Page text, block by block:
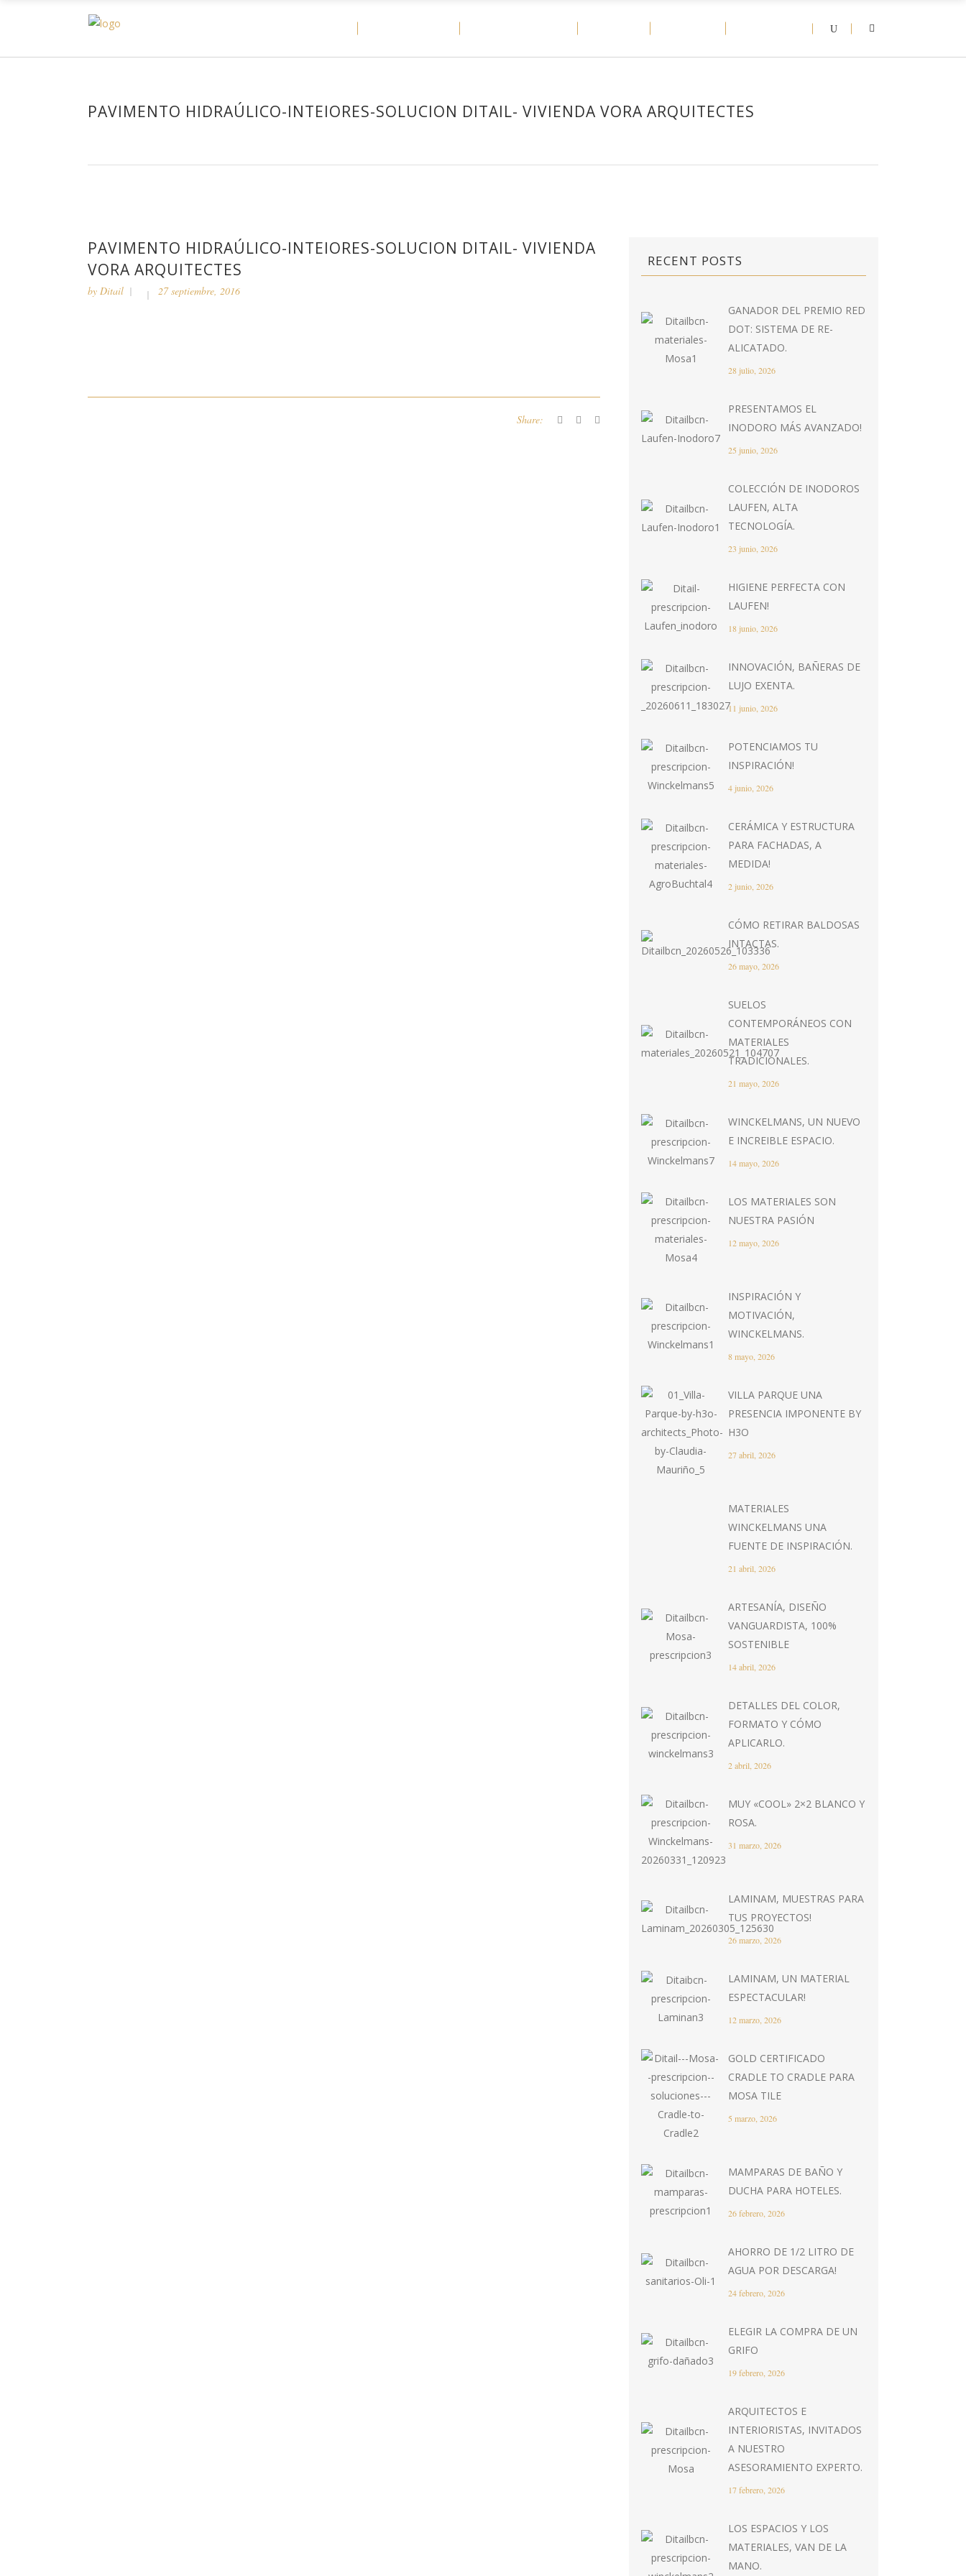
PAVIMENTO HIDRAÚLICO-INTEIORES-SOLUCION DITAIL- VIVIENDA VORA ARQUITECTES
PAVIMENTO HIDRAÚLICO-INTEIORES-SOLUCION DITAIL- VIVIENDA
VORA ARQUITECTES
by Ditail 27 septiembre, 2016
Share:
RECENT POSTS
GANADOR DEL PREMIO RED
DOT: SISTEMA DE RE-
ALICATADO.
28 julio, 2026
PRESENTAMOS EL
INODORO MÁS AVANZADO!
25 junio, 2026
COLECCIÓN DE INODOROS
LAUFEN, ALTA
TECNOLOGÍA.
23 junio, 2026
HIGIENE PERFECTA CON
LAUFEN!
18 junio, 2026
INNOVACIÓN, BAÑERAS DE
LUJO EXENTA.
11 junio, 2026
POTENCIAMOS TU
INSPIRACIÓN!
4 junio, 2026
CERÁMICA Y ESTRUCTURA
PARA FACHADAS, A
MEDIDA!
2 junio, 2026
CÓMO RETIRAR BALDOSAS
INTACTAS.
26 mayo, 2026
SUELOS
CONTEMPORÁNEOS CON
MATERIALES
TRADICIONALES.
21 mayo, 2026
WINCKELMANS, UN NUEVO
E INCREIBLE ESPACIO.
14 mayo, 2026
LOS MATERIALES SON
NUESTRA PASIÓN
12 mayo, 2026
INSPIRACIÓN Y
MOTIVACIÓN,
WINCKELMANS.
8 mayo, 2026
VILLA PARQUE UNA
PRESENCIA IMPONENTE BY
H3O
27 abril, 2026
MATERIALES
WINCKELMANS UNA
FUENTE DE INSPIRACIÓN.
21 abril, 2026
ARTESANÍA, DISEÑO
VANGUARDISTA, 100%
SOSTENIBLE
14 abril, 2026
DETALLES DEL COLOR,
FORMATO Y CÓMO
APLICARLO.
2 abril, 2026
MUY «COOL» 2×2 BLANCO Y
ROSA.
31 marzo, 2026
LAMINAM, MUESTRAS PARA
TUS PROYECTOS!
26 marzo, 2026
LAMINAM, UN MATERIAL
ESPECTACULAR!
12 marzo, 2026
GOLD CERTIFICADO
CRADLE TO CRADLE PARA
MOSA TILE
5 marzo, 2026
MAMPARAS DE BAÑO Y
DUCHA PARA HOTELES.
26 febrero, 2026
AHORRO DE 1/2 LITRO DE
AGUA POR DESCARGA!
24 febrero, 2026
ELEGIR LA COMPRA DE UN
GRIFO
19 febrero, 2026
ARQUITECTOS E
INTERIORISTAS, INVITADOS
A NUESTRO
ASESORAMIENTO EXPERTO.
17 febrero, 2026
LOS ESPACIOS Y LOS
MATERIALES, VAN DE LA
MANO.